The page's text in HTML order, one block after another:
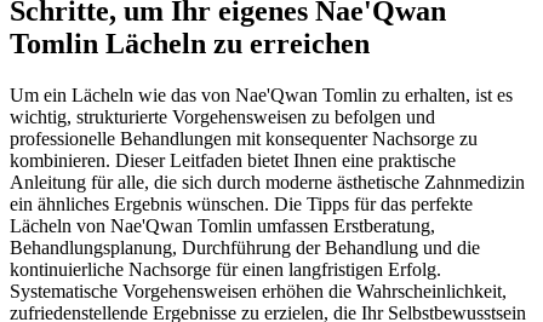
Schritte, um Ihr eigenes Nae'Qwan
Tomlin Lächeln zu erreichen
Um ein Lächeln wie das von Nae'Qwan Tomlin zu erhalten, ist es
wichtig, strukturierte Vorgehensweisen zu befolgen und
professionelle Behandlungen mit konsequenter Nachsorge zu
kombinieren. Dieser Leitfaden bietet Ihnen eine praktische
Anleitung für alle, die sich durch moderne ästhetische Zahnmedizin
ein ähnliches Ergebnis wünschen. Die Tipps für das perfekte
Lächeln von Nae'Qwan Tomlin umfassen Erstberatung,
Behandlungsplanung, Durchführung der Behandlung und die
kontinuierliche Nachsorge für einen langfristigen Erfolg.
Systematische Vorgehensweisen erhöhen die Wahrscheinlichkeit,
zufriedenstellende Ergebnisse zu erzielen, die Ihr Selbstbewusstsein